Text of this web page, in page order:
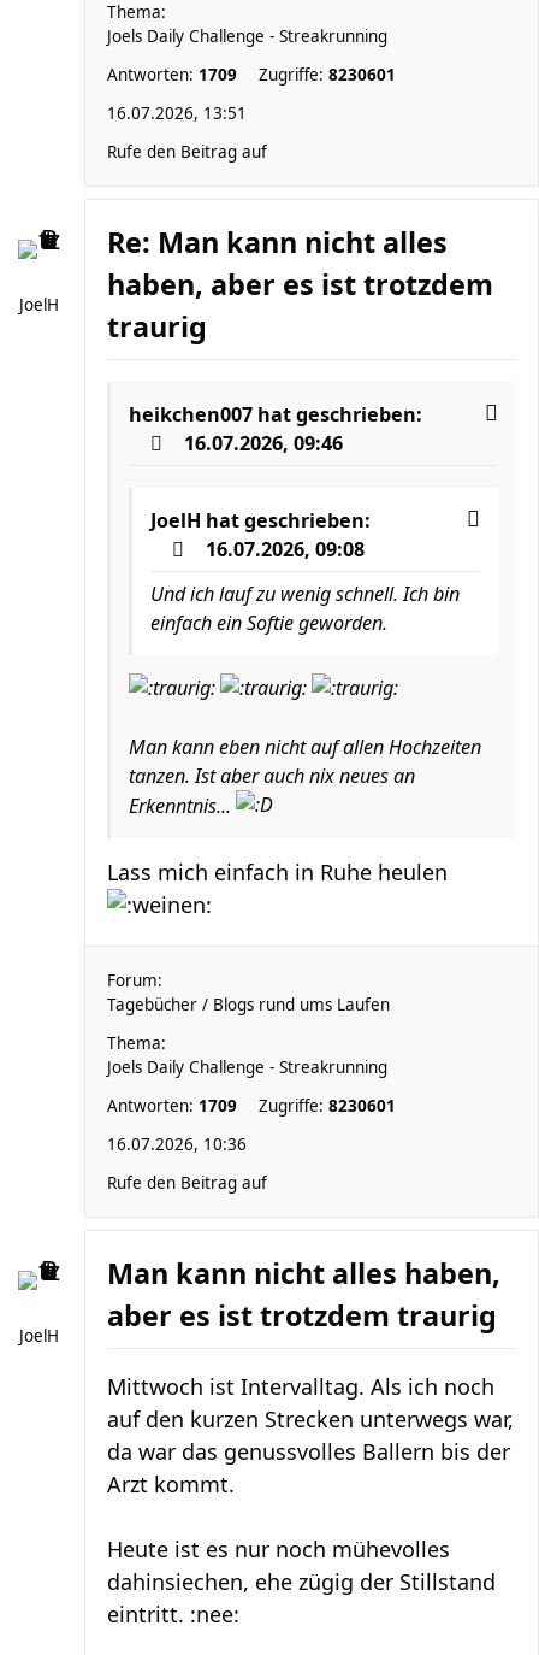
Thema:
Joels Daily Challenge - Streakrunning
Antworten: 1709 Zugriffe: 8230601
16.07.2026, 13:51
Rufe den Beitrag auf
JoelH
Re: Man kann nicht alles
haben, aber es ist trotzdem
traurig
heikchen007 hat geschrieben:
16.07.2026, 09:46
JoelH hat geschrieben:
16.07.2026, 09:08
Und ich lauf zu wenig schnell. Ich bin
einfach ein Softie geworden.
Man kann eben nicht auf allen Hochzeiten
tanzen. Ist aber auch nix neues an
Erkenntnis...
Lass mich einfach in Ruhe heulen
Forum:
Tagebücher / Blogs rund ums Laufen
Thema:
Joels Daily Challenge - Streakrunning
Antworten: 1709 Zugriffe: 8230601
16.07.2026, 10:36
Rufe den Beitrag auf
JoelH
Man kann nicht alles haben,
aber es ist trotzdem traurig
Mittwoch ist Intervalltag. Als ich noch
auf den kurzen Strecken unterwegs war,
da war das genussvolles Ballern bis der
Arzt kommt.
Heute ist es nur noch mühevolles
dahinsiechen, ehe zügig der Stillstand
eintritt. :nee: